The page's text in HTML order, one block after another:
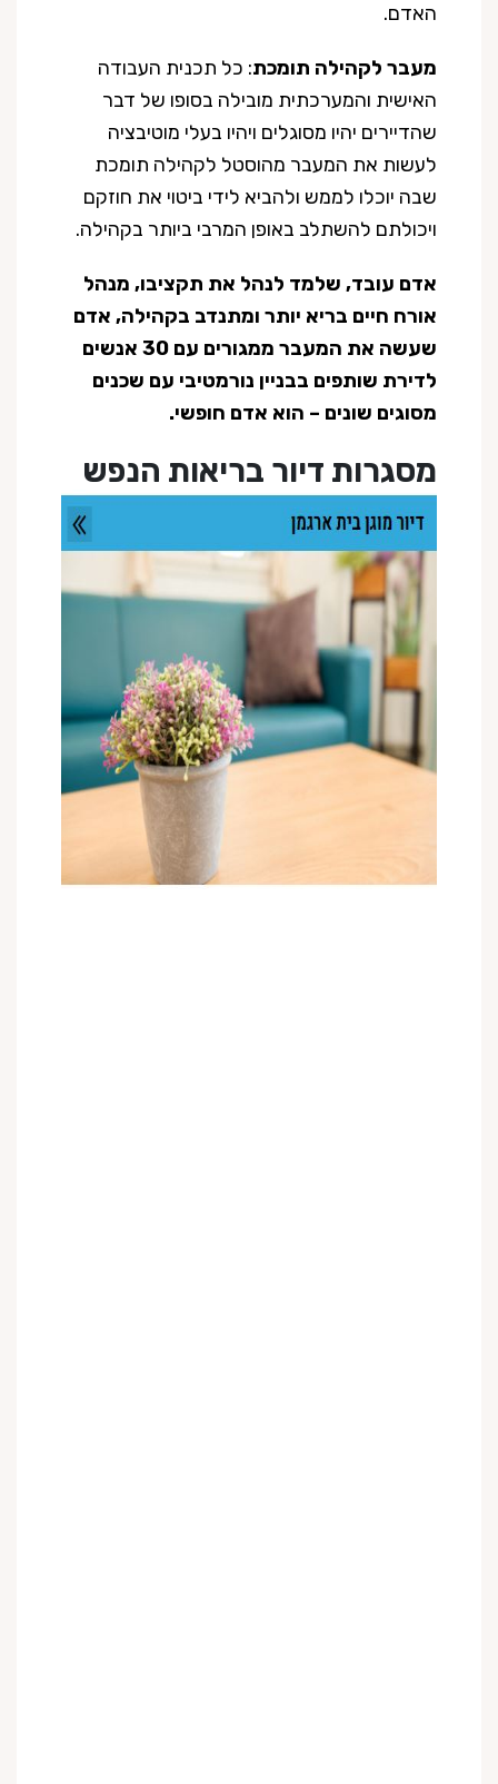
האדם.
מעבר לקהילה תומכת: כל תכנית העבודה
האישית והמערכתית מובילה בסופו של דבר
שהדיירים יהיו מסוגלים ויהיו בעלי מוטיבציה
לעשות את המעבר מהוסטל לקהילה תומכת
שבה יוכלו לממש ולהביא לידי ביטוי את חוזקם
ויכולתם להשתלב באופן המרבי ביותר בקהילה.
אדם עובד, שלמד לנהל את תקציבו, מנהל
אורח חיים בריא יותר ומתנדב בקהילה, אדם
שעשה את המעבר ממגורים עם 30 אנשים
לדירת שותפים בבניין נורמטיבי עם שכנים
מסוגים שונים – הוא אדם חופשי.
מסגרות דיור בריאות הנפש